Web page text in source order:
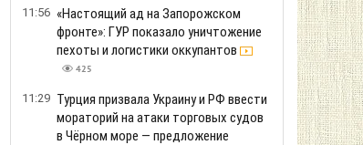
11:56 «Настоящий ад на Запорожском
фронте»: ГУР показало уничтожение
пехоты и логистики оккупантов
425
11:29 Турция призвала Украину и РФ ввести
мораторий на атаки торговых судов
в Чёрном море — предложение